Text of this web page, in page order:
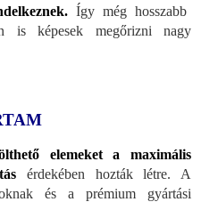
Így még hosszabb
is képesek megőrizni nagy
elemeket a maximális
érdekében hozták létre. A
és a prémium gyártási